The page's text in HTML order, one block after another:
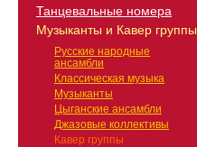
Танцевальные номера
Музыканты и Кавер группы
Русские народные
ансамбли
Классическая музыка
Музыканты
Цыганские ансамбли
Джазовые коллективы
Кавер группы